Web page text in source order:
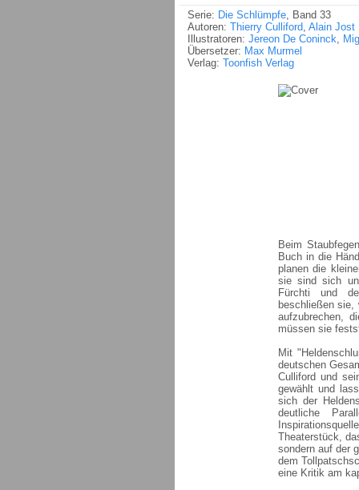
Serie: Die Schlümpfe, Band 33
Autoren: Thierry Culliford, Alain Jost
Illustratoren: Jereon De Coninck,
Übersetzer: Max Murmel
Verlag: Toonfish Verlag
Beim
Buch in die
planen die
sie sind sich
Fürchti und
beschließen sie,
aufzubrechen,
müssen sie
Mit
deutschen
Culliford und
gewählt und
sich der
deutliche
Theaterstück,
sondern auf der
dem
eine Kritik am